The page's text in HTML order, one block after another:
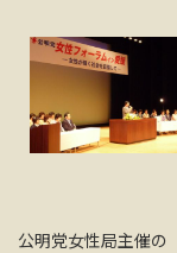
公明党女性局主催の